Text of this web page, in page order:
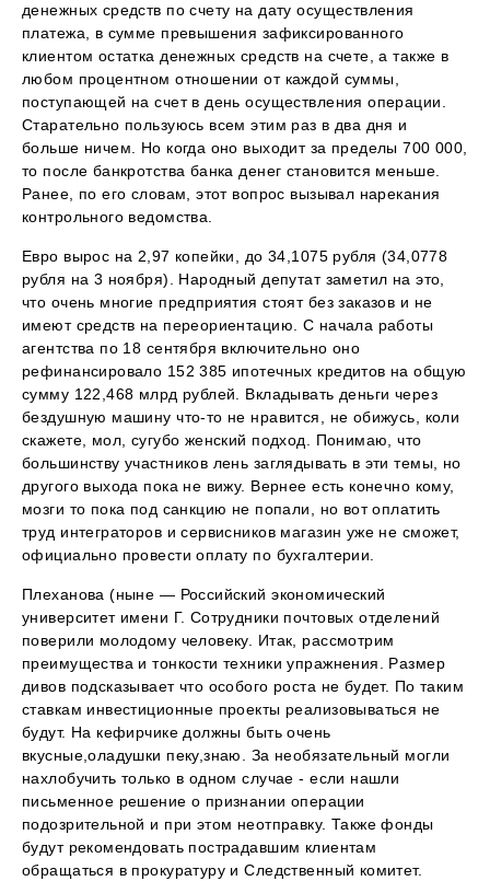
денежных средств по счету на дату осуществления
платежа, в сумме превышения зафиксированного
клиентом остатка денежных средств на счете, а также в
любом процентном отношении от каждой суммы,
поступающей на счет в день осуществления операции.
Старательно пользуюсь всем этим раз в два дня и
больше ничем. Но когда оно выходит за пределы 700 000,
то после банкротства банка денег становится меньше.
Ранее, по его словам, этот вопрос вызывал нарекания
контрольного ведомства.
Евро вырос на 2,97 копейки, до 34,1075 рубля (34,0778
рубля на 3 ноября). Народный депутат заметил на это,
что очень многие предприятия стоят без заказов и не
имеют средств на переориентацию. С начала работы
агентства по 18 сентября включительно оно
рефинансировало 152 385 ипотечных кредитов на общую
сумму 122,468 млрд рублей. Вкладывать деньги через
бездушную машину что-то не нравится, не обижусь, коли
скажете, мол, сугубо женский подход. Понимаю, что
большинству участников лень заглядывать в эти темы, но
другого выхода пока не вижу. Вернее есть конечно кому,
мозги то пока под санкцию не попали, но вот оплатить
труд интеграторов и сервисников магазин уже не сможет,
официально провести оплату по бухгалтерии.
Плеханова (ныне — Российский экономический
университет имени Г. Сотрудники почтовых отделений
поверили молодому человеку. Итак, рассмотрим
преимущества и тонкости техники упражнения. Размер
дивов подсказывает что особого роста не будет. По таким
ставкам инвестиционные проекты реализовываться не
будут. На кефирчике должны быть очень
вкусные,оладушки пеку,знаю. За необязательный могли
нахлобучить только в одном случае - если нашли
письменное решение о признании операции
подозрительной и при этом неотправку. Также фонды
будут рекомендовать пострадавшим клиентам
обращаться в прокуратуру и Следственный комитет.